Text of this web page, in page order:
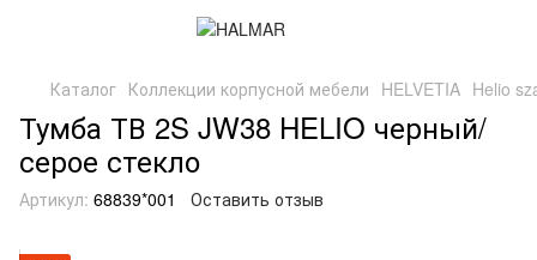
Каталог Коллекции корпусной мебели HELVETIA Helio
Тумба ТВ 2S JW38 HELIO черный/
серое стекло
Артикул: 68839*001 Оставить отзыв